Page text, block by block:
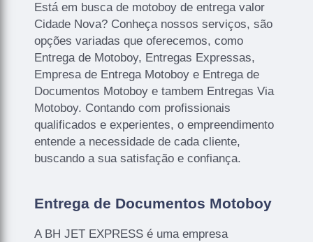
Está em busca de motoboy de entrega valor
Cidade Nova? Conheça nossos serviços, são
opções variadas que oferecemos, como
Entrega de Motoboy, Entregas Expressas,
Empresa de Entrega Motoboy e Entrega de
Documentos Motoboy e tambem Entregas Via
Motoboy. Contando com profissionais
qualificados e experientes, o empreendimento
entende a necessidade de cada cliente,
buscando a sua satisfação e confiança.
Entrega de Documentos Motoboy
A BH JET EXPRESS é uma empresa